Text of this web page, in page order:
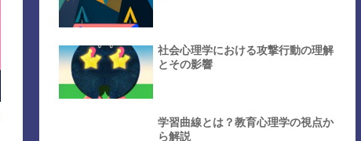
社会心理学における攻撃行動の理解
とその影響
学習曲線とは？教育心理学の視点か
ら解説